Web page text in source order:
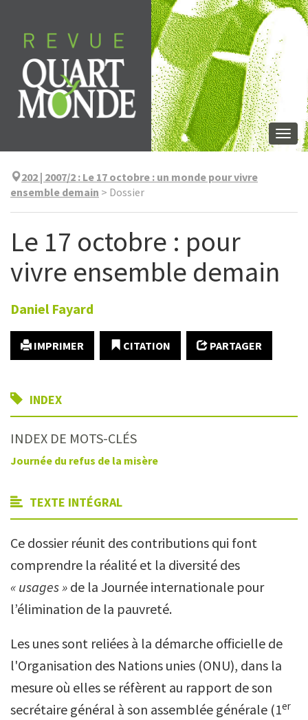
contenu
202 | 2007/2 : Le 17 octobre : un monde pour vivre
ensemble demain > Dossier
Le 17 octobre : pour
vivre ensemble demain
Daniel Fayard
IMPRIMER CITATION PARTAGER
INDEX
INDEX DE MOTS-CLÉS
Journée du refus de la misère
TEXTE INTÉGRAL
Ce dossier réunit des contributions qui font
comprendre la réalité et la diversité des
« usages » de la Journée internationale pour
l’élimination de la pauvreté.
Les unes sont reliées à la démarche officielle de
l'Organisation des Nations unies (ONU), dans la
mesure où elles se réfèrent au rapport de son
secrétaire général à son assemblée générale (1er